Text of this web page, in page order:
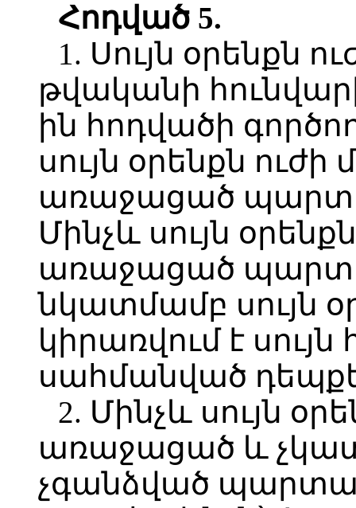
Հոդված 5.
1. Սույն օրենքն
թվականի
ին հոդվածի
սույն օրենքն ուժի
առաջացած
Մինչև սույն
առաջացած
նկատմամբ սույն
կիրառվում է
սահմանված
2. Մինչև սույն
առաջացած և
չգանձված